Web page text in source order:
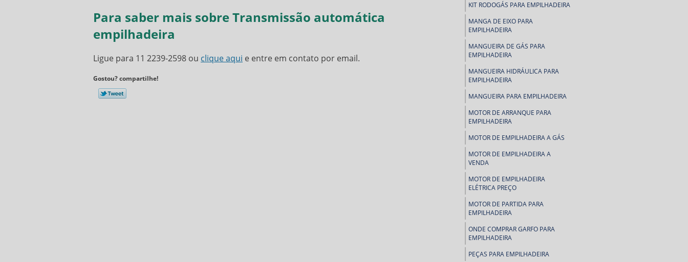
Para saber mais sobre Transmissão automática
empilhadeira
Ligue para 11 2239-2598 ou clique aqui e entre em contato por email.
Gostou? compartilhe!
KIT RODOGÁS PARA EMPILHADEIRA
MANGA DE EIXO PARA
EMPILHADEIRA
MANGUEIRA DE GÁS PARA
EMPILHADEIRA
MANGUEIRA HIDRÁULICA PARA
EMPILHADEIRA
MANGUEIRA PARA EMPILHADEIRA
MOTOR DE ARRANQUE PARA
EMPILHADEIRA
MOTOR DE EMPILHADEIRA A GÁS
MOTOR DE EMPILHADEIRA A
VENDA
MOTOR DE EMPILHADEIRA
ELÉTRICA PREÇO
MOTOR DE PARTIDA PARA
EMPILHADEIRA
ONDE COMPRAR GARFO PARA
EMPILHADEIRA
PEÇAS PARA EMPILHADEIRA